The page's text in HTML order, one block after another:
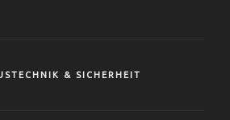
& SICHERHEIT